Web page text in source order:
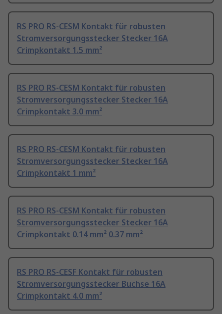
RS PRO RS-CESM Kontakt für robusten
Stromversorgungsstecker Stecker 16A
Crimpkontakt 1.5 mm²
RS PRO RS-CESM Kontakt für robusten
Stromversorgungsstecker Stecker 16A
Crimpkontakt 3.0 mm²
RS PRO RS-CESM Kontakt für robusten
Stromversorgungsstecker Stecker 16A
Crimpkontakt 1 mm²
RS PRO RS-CESM Kontakt für robusten
Stromversorgungsstecker Stecker 16A
Crimpkontakt 0.14 mm² 0.37 mm²
RS PRO RS-CESF Kontakt für robusten
Stromversorgungsstecker Buchse 16A
Crimpkontakt 4.0 mm²